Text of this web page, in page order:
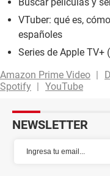
VTuber: qué es,
españoles
Series de Apple TV+
Amazon Prime Video
Spotify
YouTube
NEWSLETTER